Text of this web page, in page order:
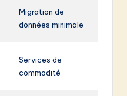
Migration de
données minimale
Services de
commodité